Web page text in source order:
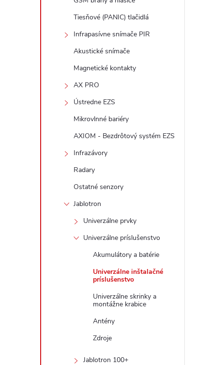
Tiesňové (PANIC) tlačidlá
Infrapasívne snímače PIR
Akustické snímače
Magnetické kontakty
AX PRO
Ústredne EZS
Mikrovlnné bariéry
AXIOM - Bezdrôtový systém EZS
Infrazávory
Radary
Ostatné senzory
Jablotron
Univerzálne prvky
Univerzálne príslušenstvo
Akumulátory a batérie
Univerzálne inštalačné
príslušenstvo
Univerzálne skrinky a
montážne krabice
Antény
Zdroje
Jablotron 100+